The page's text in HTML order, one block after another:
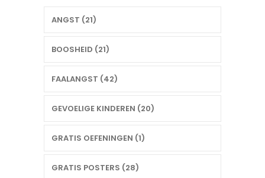
ANGST (21)
BOOSHEID (21)
FAALANGST (42)
GEVOELIGE KINDEREN (20)
GRATIS OEFENINGEN (1)
GRATIS POSTERS (28)